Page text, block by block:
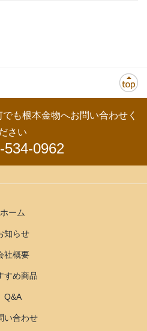
も根本金物へお問い合わせく
さい
534-0962
ホーム
知らせ
社概要
すめ商品
Q&A
い合わせ